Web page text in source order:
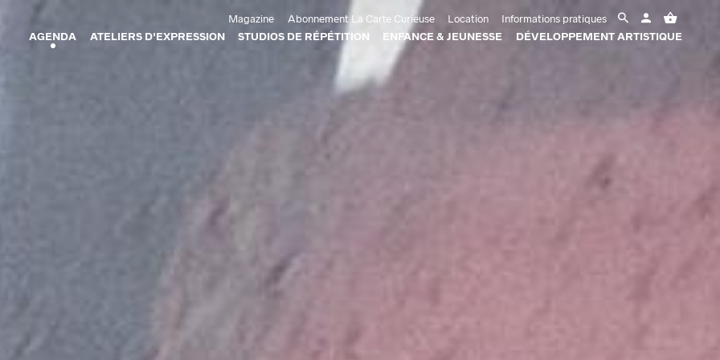
Aller au contenu principalMagazine Abonnement La Carte Curieuse Location
Informations pratiques
AGENDA
ATELIERS D'EXPRESSION STUDIOS DE RÉPÉTITION ENFANCE & JEUNESSE DÉVELOPPEMENT ARTISTIQUE